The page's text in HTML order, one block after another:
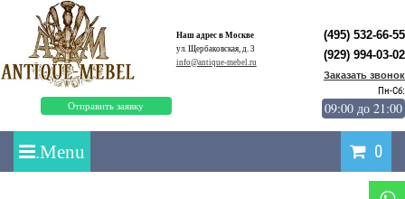
Наш адрес в Москве
ул. Щербаковская, д. 3
info@antique-mebel.ru
Отправить заявку
(495) 532-66-55
(929) 994-03-02
Заказать звонок
Пн-Сб:
09:00 до 21:00
0